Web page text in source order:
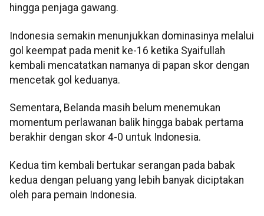
hingga penjaga gawang.
Indonesia semakin menunjukkan dominasinya melalui
gol keempat pada menit ke-16 ketika Syaifullah
kembali mencatatkan namanya di papan skor dengan
mencetak gol keduanya.
Sementara, Belanda masih belum menemukan
momentum perlawanan balik hingga babak pertama
berakhir dengan skor 4-0 untuk Indonesia.
Kedua tim kembali bertukar serangan pada babak
kedua dengan peluang yang lebih banyak diciptakan
oleh para pemain Indonesia.